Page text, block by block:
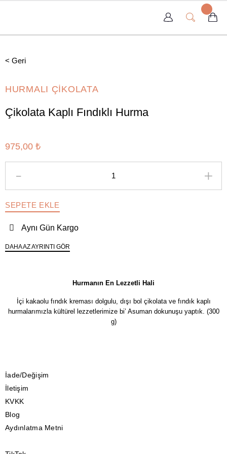
< Geri
HURMALI ÇİKOLATA
Çikolata Kaplı Fındıklı Hurma
975,00 ₺
SEPETE EKLE
Aynı Gün Kargo
DAHA AZ AYRINTI GÖR
Hurmanın En Lezzetli Hali
İçi kakaolu fındık kreması dolgulu, dışı bol çikolata ve fındık kaplı
hurmalarımızla kültürel lezzetlerimize bi’ Asuman dokunuşu yaptık. (300
g)
İade/Değişim
İletişim
KVKK
Blog
Aydınlatma Metni